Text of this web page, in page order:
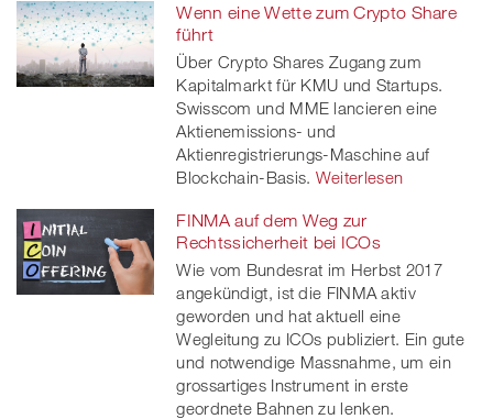
Wenn eine Wette zum Crypto Share
führt
Über Crypto Shares Zugang zum
Kapitalmarkt für KMU und Startups.
Swisscom und MME lancieren eine
Aktienemissions- und
Aktienregistrierungs-Maschine auf
Blockchain-Basis. Weiterlesen
FINMA auf dem Weg zur
Rechtssicherheit bei ICOs
Wie vom Bundesrat im Herbst 2017
angekündigt, ist die FINMA aktiv
geworden und hat aktuell eine
Wegleitung zu ICOs publiziert. Ein gute
und notwendige Massnahme, um ein
grossartiges Instrument in erste
geordnete Bahnen zu lenken.